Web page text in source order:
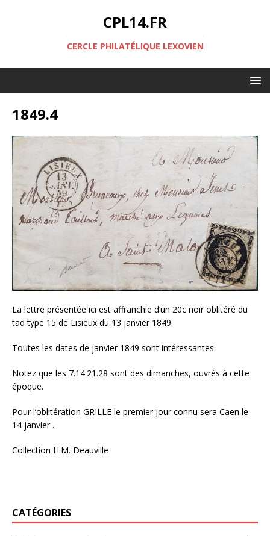
CPL14.FR
CERCLE PHILATÉLIQUE LEXOVIEN
1849.4
La lettre présentée ici est affranchie d’un 20c noir oblitéré du
tad type 15 de Lisieux du 13 janvier 1849.
Toutes les dates de janvier 1849 sont intéressantes.
Notez que les 7.14.21.28 sont des dimanches, ouvrés à cette
époque.
Pour l’oblitération GRILLE le premier jour connu sera Caen le
14 janvier .
Collection H.M. Deauville
CATÉGORIES